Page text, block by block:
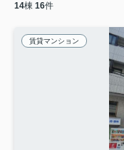
14棟 16件
賃貸マンション